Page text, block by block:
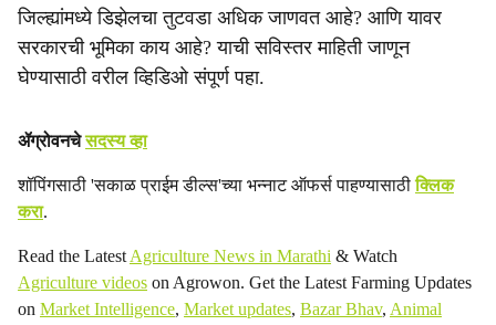
h
a
जिल्ह्यांमध्ये डिझेलचा तुटवडा अधिक जाणवत आहे? आणि यावर
सरकारची भूमिका काय आहे? याची सविस्तर माहिती जाणून
घेण्यासाठी वरील व्हिडिओ संपूर्ण पहा.
ॲग्रोवनचेसदस्य व्हा
शॉपिंगसाठी 'सकाळ प्राईम डील्स'च्या भन्नाट ऑफर्स पाहण्यासाठीक्लिक
करा.
Read the Latest Agriculture News in Marathi & Watch
Agriculture videos on Agrowon. Get the Latest Farming Updates
on Market Intelligence, Market updates, Bazar Bhav, Animal